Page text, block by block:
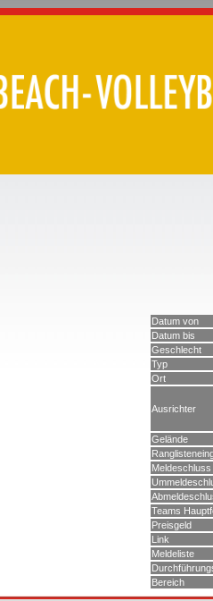
Datum von
Datum bis
Geschlecht
Typ
Ort
Ausrichter
Gelände
Meldeschluss
Teams
Preisgeld
Link
Meldeliste
Bereich